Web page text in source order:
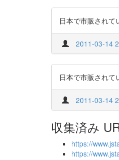
日本で市販され
2011-03-14
日本で市販され
2011-03-14
収集済み
https://
https://